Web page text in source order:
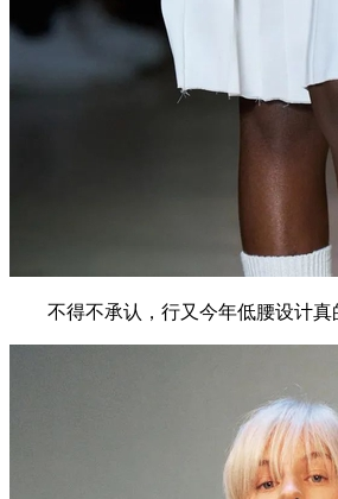
不得不承认，行又今年低腰设计真